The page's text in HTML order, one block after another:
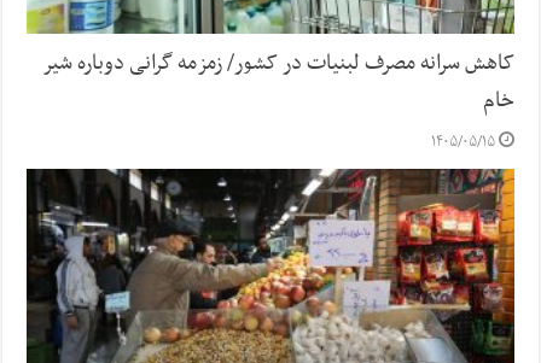
کاهش سرانه مصرف لبنیات در کشور/ زمزمه گرانی دوباره شیر
خام
۱۴۰۵/۰۵/۱۵